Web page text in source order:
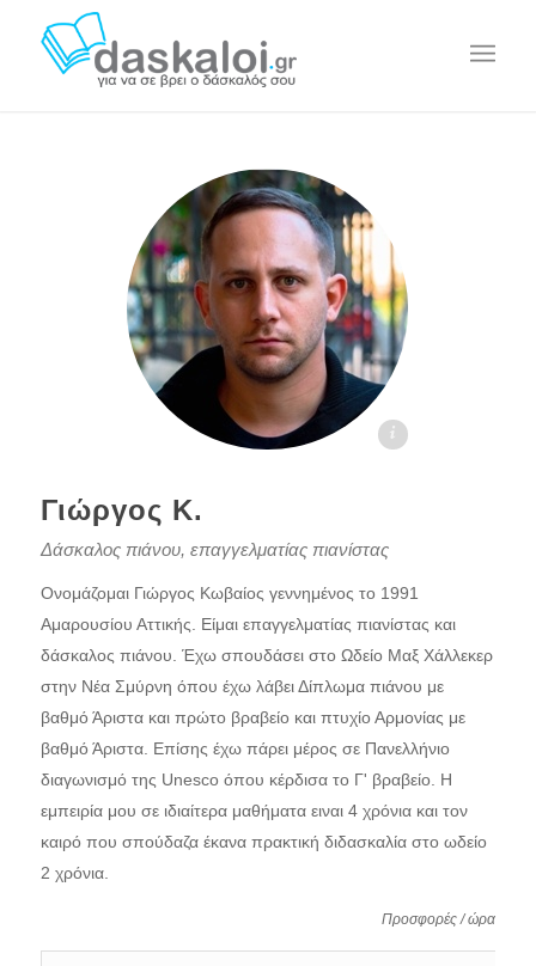
Γιώργος Κωβαίος daskaloi.gr
Γιώργος Κ.
Δάσκαλος πιάνου, επαγγελματίας πιανίστας
Ονομάζομαι Γιώργος Κωβαίος γεννημένος το 1991
Αμαρουσίου Αττικής. Είμαι επαγγελματίας πιανίστας και
δάσκαλος πιάνου. Έχω σπουδάσει στο Ωδείο Μαξ Χάλλεκερ
στην Νέα Σμύρνη όπου έχω λάβει Δίπλωμα πιάνου με
βαθμό Άριστα και πρώτο βραβείο και πτυχίο Αρμονίας με
βαθμό Άριστα. Επίσης έχω πάρει μέρος σε Πανελλήνιο
διαγωνισμό της Unesco όπου κέρδισα το Γ' βραβείο. Η
εμπειρία μου σε ιδιαίτερα μαθήματα ειναι 4 χρόνια και τον
καιρό που σπούδαζα έκανα πρακτική διδασκαλία στο ωδείο
2 χρόνια.
Προσφορές / ώρα